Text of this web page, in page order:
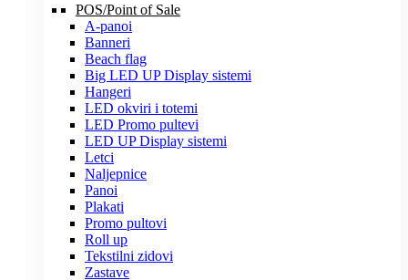
POS/Point of Sale
A-panoi
Banneri
Beach flag
Big LED UP Display sistemi
Hangeri
LED okviri i totemi
LED Promo pultevi
LED UP Display sistemi
Letci
Naljepnice
Panoi
Plakati
Promo pultovi
Roll up
Tekstilni zidovi
Zastave